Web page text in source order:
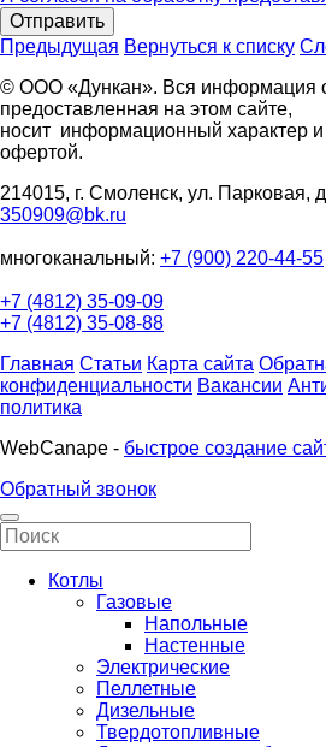
Отправить
Предыдущая Вернуться к списку
© ООО «Дункан». Вся информация
предоставленная на этом сайте,
носит информационный характер и
офертой.
214015, г. Смоленск, ул. Парковая,
350909@bk.ru
многоканальный: +7 (900) 220-44-55
+7 (4812) 35-09-09
+7 (4812) 35-08-88
Главная Статьи Карта сайта
конфиденциальности Вакансии
политика
WebCanape - быстрое создание
Обратный звонок
Котлы
Газовые
Напольные
Настенные
Электрические
Пеллетные
Дизельные
Твердотопливные